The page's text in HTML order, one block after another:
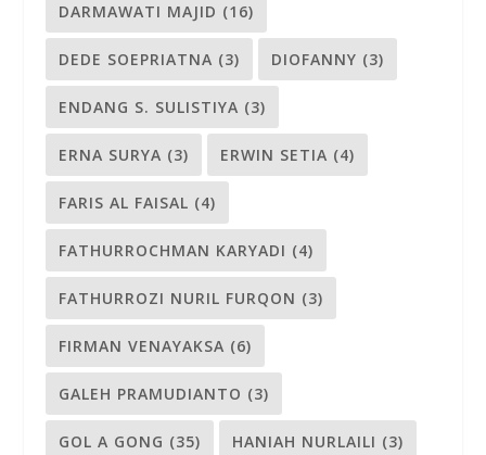
DARMAWATI MAJID (16)
DEDE SOEPRIATNA (3) DIOFANNY (3)
ENDANG S. SULISTIYA (3)
ERNA SURYA (3) ERWIN SETIA (4)
FARIS AL FAISAL (4)
FATHURROCHMAN KARYADI (4)
FATHURROZI NURIL FURQON (3)
FIRMAN VENAYAKSA (6)
GALEH PRAMUDIANTO (3)
GOL A GONG (35) HANIAH NURLAILI (3)